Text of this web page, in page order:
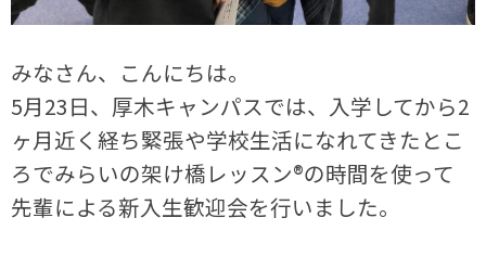
みなさん、こんにちは。
5月23日、厚木キャンパスでは、入学してから2
ヶ月近く経ち緊張や学校生活になれてきたとこ
ろでみらいの架け橋レッスン®の時間を使って
先輩による新入生歓迎会を行いました。